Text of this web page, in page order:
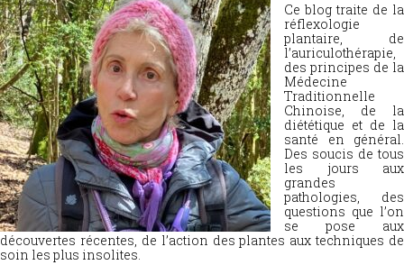
Ce blog traite de la
réflexologie
plantaire, de
l’auriculothérapie,
des principes de la
Médecine
Traditionnelle
Chinoise, de la
diététique et de la
santé en général.
Des soucis de tous
les jours aux
grandes
pathologies, des
questions que l’on
se pose aux
découvertes récentes, de l’action des plantes aux techniques de
soin les plus insolites.